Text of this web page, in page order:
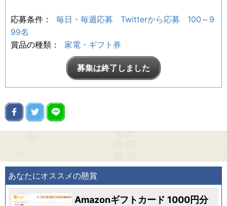
応募条件： 毎日・毎週応募 Twitterから応募
100～9
99名
賞品の種類：
家電・ギフト券
募集は終了しました
あなたにオススメの懸賞
Amazonギフトカード 1000円分